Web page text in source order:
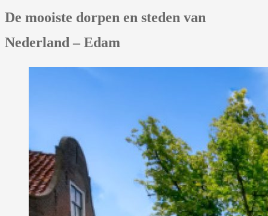
De mooiste dorpen en steden van
Nederland – Edam